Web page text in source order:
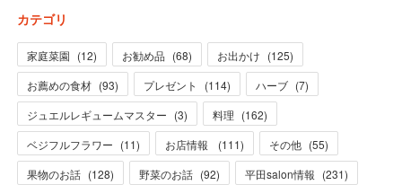
カテゴリ
家庭菜園 (12) お勧め品 (68) お出かけ (125)
お薦めの食材 (93) プレゼント (114) ハーブ (7)
ジュエルレギュームマスター (3) 料理 (162)
ベジフルフラワー (11) お店情報 (111) その他 (55)
果物のお話 (128) 野菜のお話 (92) 平田salon情報 (231)